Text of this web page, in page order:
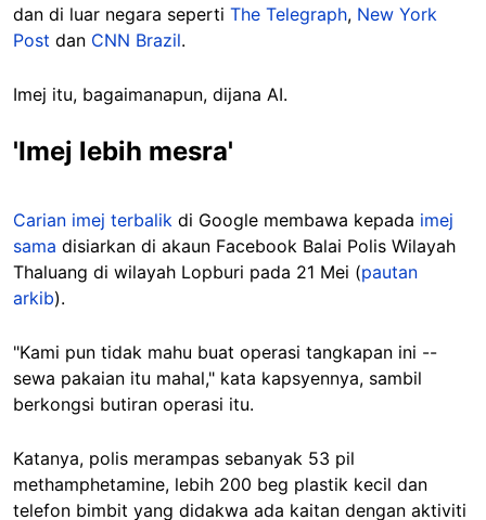
dan di luar negara seperti The Telegraph, New York
Post dan CNN Brazil.
Imej itu, bagaimanapun, dijana AI.
'Imej lebih mesra'
Carian imej terbalik di Google membawa kepada imej
sama disiarkan di akaun Facebook Balai Polis Wilayah
Thaluang di wilayah Lopburi pada 21 Mei (pautan
arkib).
"Kami pun tidak mahu buat operasi tangkapan ini --
sewa pakaian itu mahal," kata kapsyennya, sambil
berkongsi butiran operasi itu.
Katanya, polis merampas sebanyak 53 pil
methamphetamine, lebih 200 beg plastik kecil dan
telefon bimbit yang didakwa ada kaitan dengan aktiviti